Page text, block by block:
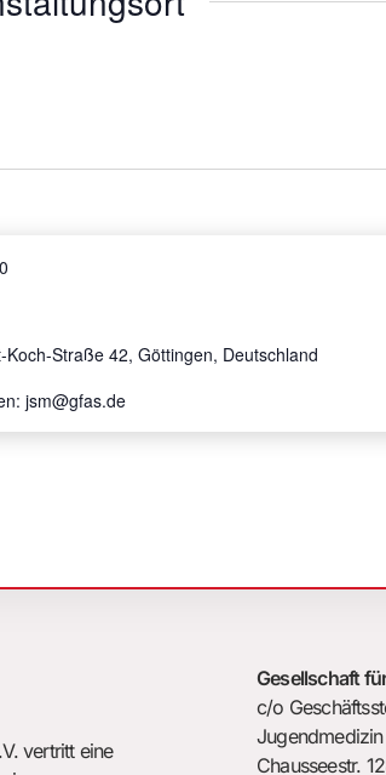
Koch-Straße 42, Göttingen, Deutschland
jsm@gfas.de
vertritt eine
Gesellschaft
c/o
Jugendmedizin
Chausseestr.